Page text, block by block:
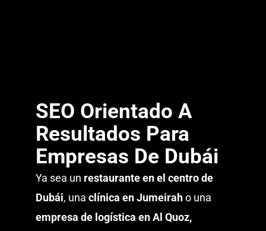
SEO Orientado A
Resultados Para
Empresas De Dubái
Ya sea un restaurante en el centro de
Dubái, una clínica en Jumeiraho una
empresa de logística en Al Quoz,